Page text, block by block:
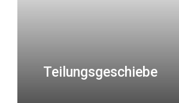
Teilungsgeschiebe